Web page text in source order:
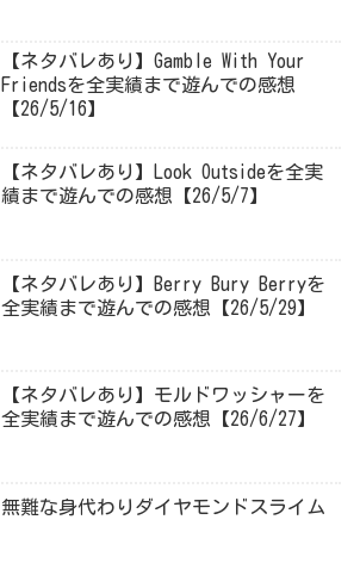
【ネタバレあり】Gamble With Your
Friendsを全実績まで遊んでの感想
【26/5/16】
【ネタバレあり】Look Outsideを全実
績まで遊んでの感想【26/5/7】
【ネタバレあり】Berry Bury Berryを
全実績まで遊んでの感想【26/5/29】
【ネタバレあり】モルドワッシャーを
全実績まで遊んでの感想【26/6/27】
無難な身代わりダイヤモンドスライム